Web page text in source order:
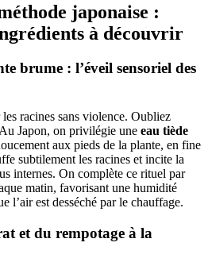
japonaise :
à découvrir
brume : l’éveil sensoriel des
racines sans violence. Oubliez
Japon, on privilégie une eau tiède
aux pieds de la plante, en fine
subtilement les racines et incite la
internes. On complète ce rituel par
matin, favorisant une humidité
l’air est desséché par le chauffage.
et du rempotage à la